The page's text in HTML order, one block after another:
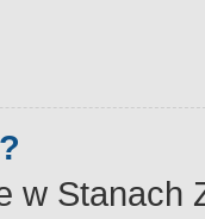
w Stanach